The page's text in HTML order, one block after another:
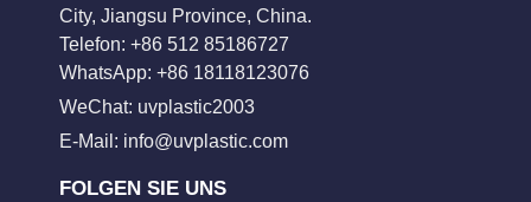
City, Jiangsu Province, China.
Telefon: +86 512 85186727
WhatsApp: +86 18118123076
WeChat: uvplastic2003
E-Mail: info@uvplastic.com
FOLGEN SIE UNS